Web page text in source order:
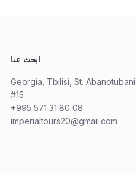
ابحث عنا
Georgia, Tbilisi, St. Abanotubani
#15
+995 571 31 80 08
imperialtours20@gmail.com